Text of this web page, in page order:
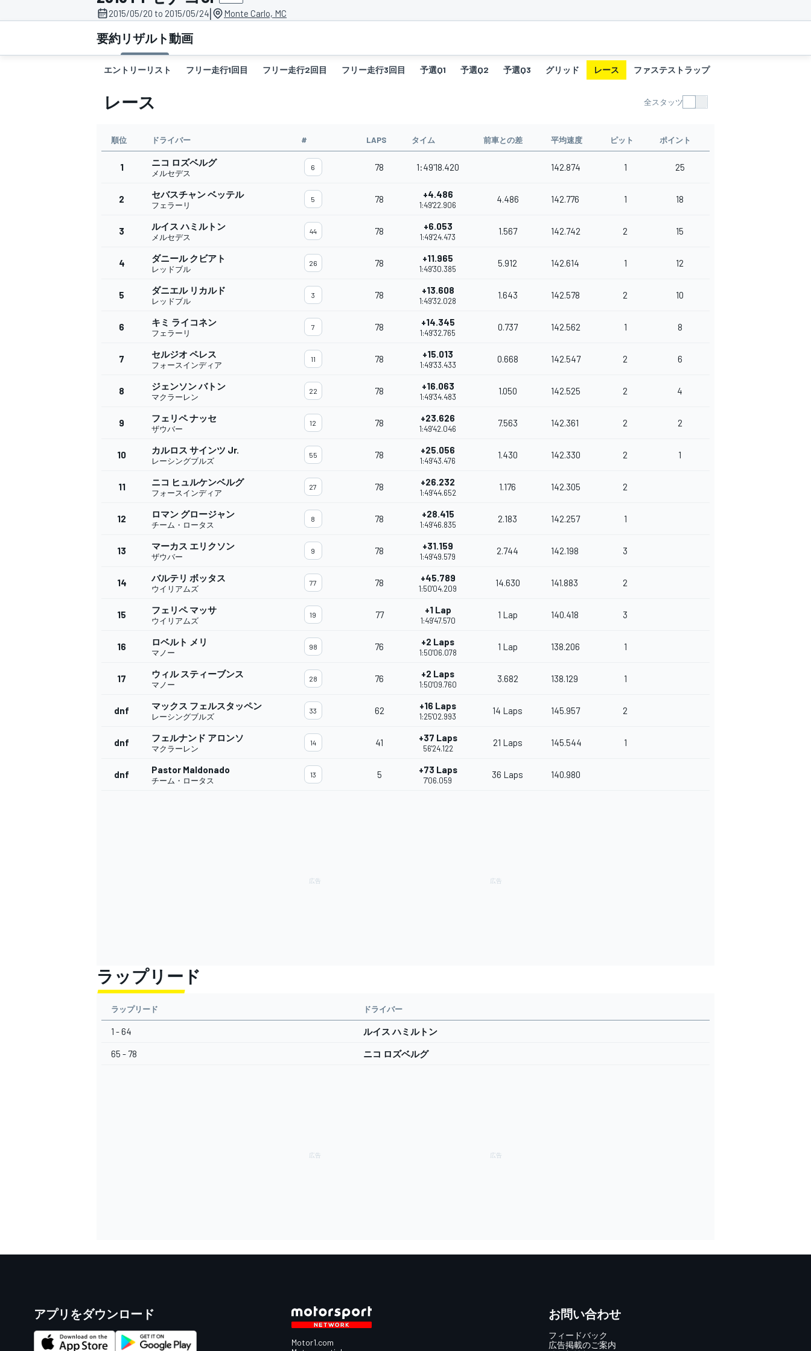
スーパーフォーミュラ
スーパーGT
フォーミュラE
2015/05/20 to 2015/05/24| Monte Carlo, MC
要約リザルト動画
エントリーリスト フリー走行1回目 フリー走行2回目 フリー走行3回目 予選Q1 予選Q2 予選Q3 グリッド レース ファステストラップ
レース 全スタッツ
順位 ドライバー # LAPS タイム 前車との差 平均速度 ピット ポイント
1 ニコ ロズベルグ
メルセデス
6 78 1:49'18.420 142.874 1 25
2 セバスチャン ベッテル
フェラーリ
5 78 +4.486
1:49'22.906
4.486 142.776 1 18
3 ルイス ハミルトン
メルセデス
44 78 +6.053
1:49'24.473
1.567 142.742 2 15
4 ダニール クビアト
レッドブル
26 78 +11.965
1:49'30.385
5.912 142.614 1 12
5 ダニエル リカルド
レッドブル
3 78 +13.608
1:49'32.028
1.643 142.578 2 10
6 キミ ライコネン
フェラーリ
7 78 +14.345
1:49'32.765
0.737 142.562 1 8
7 セルジオ ペレス
フォースインディア
11 78 +15.013
1:49'33.433
0.668 142.547 2 6
8 ジェンソン バトン
マクラーレン
22 78 +16.063
1:49'34.483
1.050 142.525 2 4
9 フェリペ ナッセ
ザウバー
12 78 +23.626
1:49'42.046
7.563 142.361 2 2
10 カルロス サインツ Jr.
レーシングブルズ
55 78 +25.056
1:49'43.476
1.430 142.330 2 1
11 ニコ ヒュルケンベルグ
フォースインディア
27 78 +26.232
1:49'44.652
1.176 142.305 2
12 ロマン グロージャン
チーム・ロータス
8 78 +28.415
1:49'46.835
2.183 142.257 1
13 マーカス エリクソン
ザウバー
9 78 +31.159
1:49'49.579
2.744 142.198 3
14 バルテリ ボッタス
ウイリアムズ
77 78 +45.789
1:50'04.209
14.630 141.883 2
15 フェリペ マッサ
ウイリアムズ
19 77 +1 Lap
1:49'47.570
1 Lap 140.418 3
16 ロベルト メリ
マノー
98 76 +2 Laps
1:50'06.078
1 Lap 138.206 1
17 ウィル スティーブンス
マノー
28 76 +2 Laps
1:50'09.760
3.682 138.129 1
dnf マックス フェルスタッペン
レーシングブルズ
33 62 +16 Laps
1:25'02.993
14 Laps 145.957 2
dnf フェルナンド アロンソ
マクラーレン
14 41 +37 Laps
56'24.122
21 Laps 145.544 1
dnf Pastor Maldonado
チーム・ロータス
13 5 +73 Laps
7'06.059
36 Laps 140.980
ラップリード
ラップリード ドライバー
1 - 64 ルイス ハミルトン
65 - 78 ニコ ロズベルグ
アプリをダウンロード
Motor1.com
お問い合わせ
フィードバック
広告掲載のご案内